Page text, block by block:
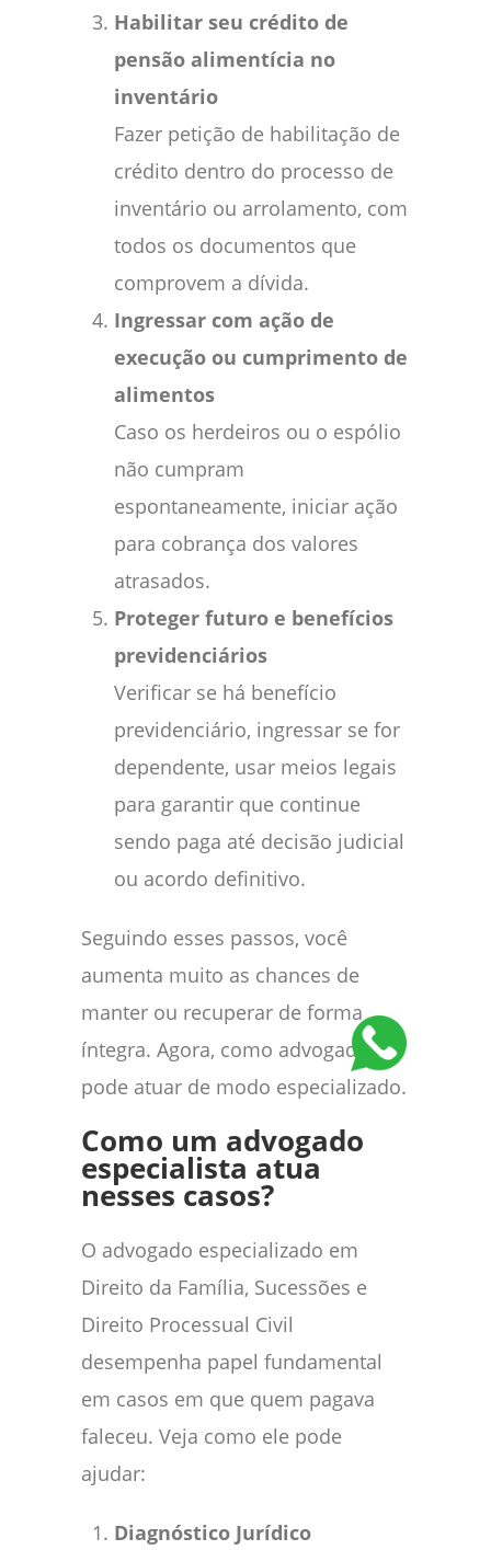
Habilitar seu crédito de
pensão alimentícia no
inventário
Fazer petição de habilitação de
crédito dentro do processo de
inventário ou arrolamento, com
todos os documentos que
comprovem a dívida.
Ingressar com ação de
execução ou cumprimento de
alimentos
Caso os herdeiros ou o espólio
não cumpram
espontaneamente, iniciar ação
para cobrança dos valores
atrasados.
Proteger futuro e benefícios
previdenciários
Verificar se há benefício
previdenciário, ingressar se for
dependente, usar meios legais
para garantir que continue
sendo paga até decisão judicial
ou acordo definitivo.
Seguindo esses passos, você
aumenta muito as chances de
manter ou recuperar de forma
íntegra. Agora, como advogado
pode atuar de modo especializado.
Como um advogado
especialista atua
nesses casos?
O advogado especializado em
Direito da Família, Sucessões e
Direito Processual Civil
desempenha papel fundamental
em casos em que quem pagava
faleceu. Veja como ele pode
ajudar:
Diagnóstico Jurídico